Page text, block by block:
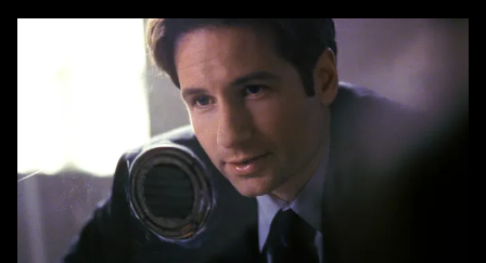
novodobých dějin.